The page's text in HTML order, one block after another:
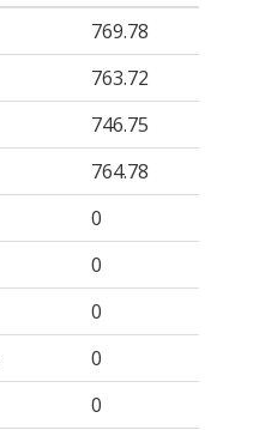
769.78
763.72
746.75
764.78
0
0
0
0
0